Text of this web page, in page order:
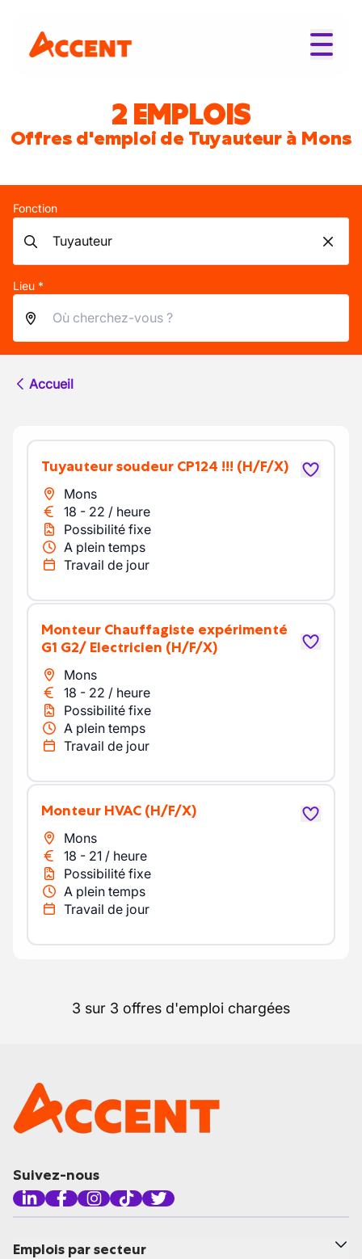
2 EMPLOIS
Offres d'emploi de Tuyauteur à Mons
Fonction
Lieu *
Accueil
tuyauteur soudeur CP124 !!! (H/F/X)
Mons
18 - 22 / heure
Possibilité fixe
A plein temps
Travail de jour
Monteur Chauffagiste expérimenté
G1 G2/ Electricien (H/F/X)
Mons
18 - 22 / heure
Possibilité fixe
A plein temps
Travail de jour
Monteur HVAC (H/F/X)
Mons
18 - 21 / heure
Possibilité fixe
A plein temps
Travail de jour
3 sur 3 offres d'emploi chargées
Suivez-nous
Emplois par secteur